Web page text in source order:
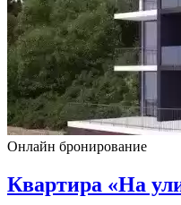
Онлайн бронирование
Квартира «На